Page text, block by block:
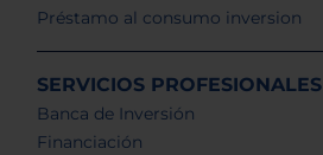
Préstamo al consumo inversion
SERVICIOS PROFESIONALES
Banca de Inversión
Financiación